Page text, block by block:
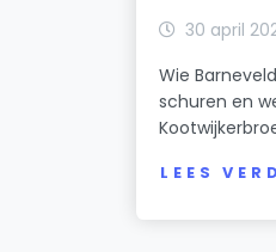
30 april
Wie
schuren en
LEES